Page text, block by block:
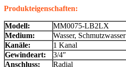
Produkteigenschaften:
Modell:
MM0075-LB2LX
Medium:
Wasser, Schmutzwasser
Kanäle:
1 Kanal
Gewindeart:
3/4″
Anschluss:
Radial